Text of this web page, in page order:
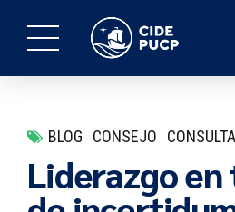
BLOG CONSEJO CONSULTA
Liderazgo